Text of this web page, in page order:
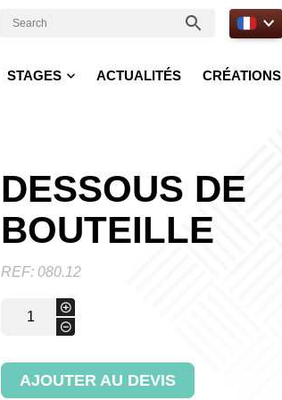
FR.
STAGES ACTUALITÉS CRÉATIONS
DESSOUS DE
BOUTEILLE
REF: 080.12
-
bouteille
+
AJOUTER AU DEVIS